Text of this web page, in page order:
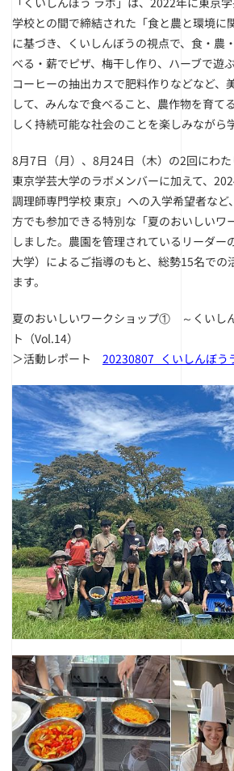
学校との間で締結された「食と農と環境に
に基づき、くいしんぼうの視点で、食・農
べる・薪でピザ、梅干し作り、ハーブで遊
コーヒーの抽出カスで肥料作りなどなど、
して、みんなで食べること、農作物を育て
しく持続可能な社会のことを楽しみながら
8月7日（月）、8月24日（木）の2回にわ
東京学芸大学のラボメンバーに加えて、
調理師専門学校 東京」への入学希望者など
方でも参加できる特別な「夏のおいしいワ
しました。農園を管理されているリーダー
大学）によるご指導のもと、総勢15名での
ます。
夏のおいしいワークショップ① ～くいし
ト（Vol.14）
＞活動レポート 20230807_くいしんぼう